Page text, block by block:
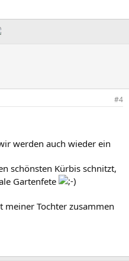
#4
werden auch wieder ein
schönsten Kürbis schnitzt,
Gartenfete
meiner Tochter zusammen